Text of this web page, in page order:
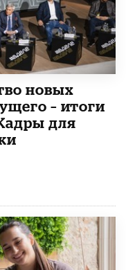
новых
– итоги
для